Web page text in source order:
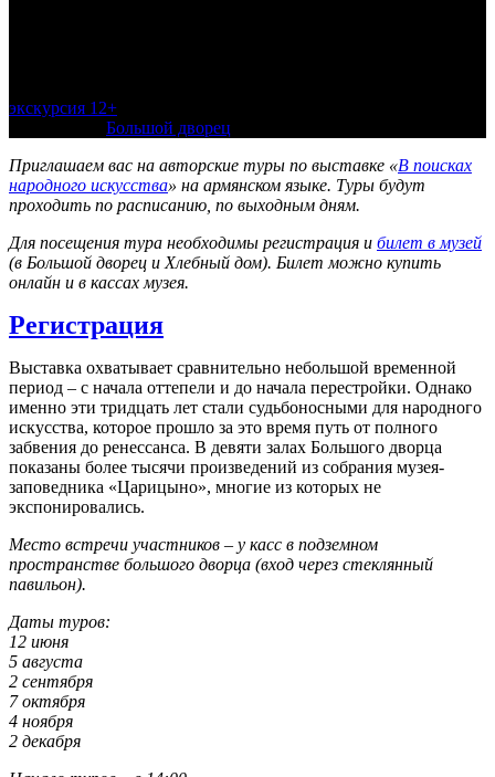
экскурсия 12+
Большой дворец
Приглашаем вас на авторские туры по выставке «В поисках
народного искусства» на армянском языке. Туры будут
проходить по расписанию, по выходным дням.
Для посещения тура необходимы регистрация и билет в музей
(в Большой дворец и Хлебный дом). Билет можно купить
онлайн и в кассах музея.
Регистрация
Выставка охватывает сравнительно небольшой временной
период – с начала оттепели и до начала перестройки. Однако
именно эти тридцать лет стали судьбоносными для народного
искусства, которое прошло за это время путь от полного
забвения до ренессанса. В девяти залах Большого дворца
показаны более тысячи произведений из собрания музея-
заповедника «Царицыно», многие из которых не
экспонировались.
Место встречи участников – у касс в подземном
пространстве большого дворца (вход через стеклянный
павильон).
Даты туров:
12 июня
5 августа
2 сентября
7 октября
4 ноября
2 декабря